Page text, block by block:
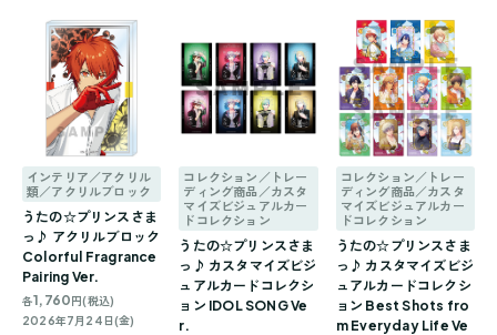
インテリア／アクリル
類／アクリルブロック
うたの☆プリンスさま
っ♪ アクリルブロック
Colorful Fragrance
Pairing Ver.
各1,760円(税込)
2026年7月24日(金)
コレクション／トレー
ディング商品／カスタ
マイズビジュアルカー
ドコレクション
うたの☆プリンスさま
っ♪ カスタマイズビジ
ュアルカードコレクシ
ョン IDOL SONG Ve
r.
コレクション／トレー
ディング商品／カスタ
マイズビジュアルカー
ドコレクション
うたの☆プリンスさま
っ♪ カスタマイズビジ
ュアルカードコレクシ
ョン Best Shots fro
m Everyday Life Ve